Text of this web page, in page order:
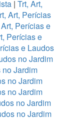
| Trt, Art,
Art, Perícias
Perícias e
Perícias e
e Laudos
no Jardim
no Jardim
no Jardim
no Jardim
no Jardim
no Jardim